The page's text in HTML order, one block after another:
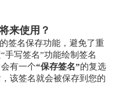
来使用？
签名保存功能，避免了重
手写签名”功能绘制签名
有一个“保存签名”的复选
该签名就会被保存到您的